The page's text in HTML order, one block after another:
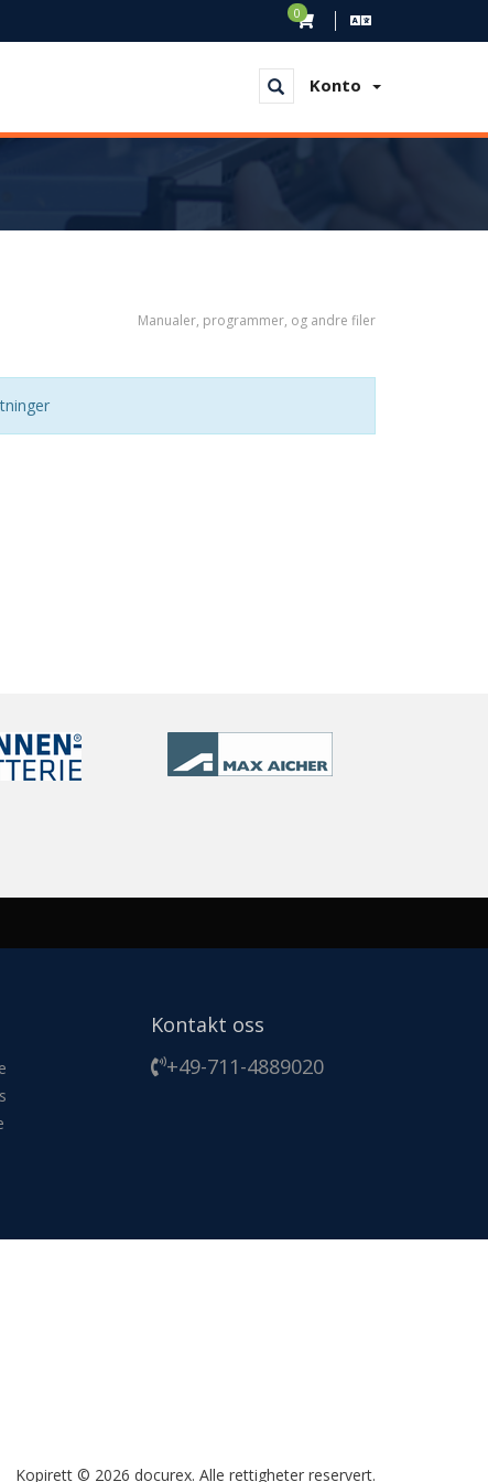
0
Konto
Manualer, programmer, og andre filer
Kontakt oss
+49-711-4889020
Kopirett © 2026 docurex. Alle rettigheter reservert.